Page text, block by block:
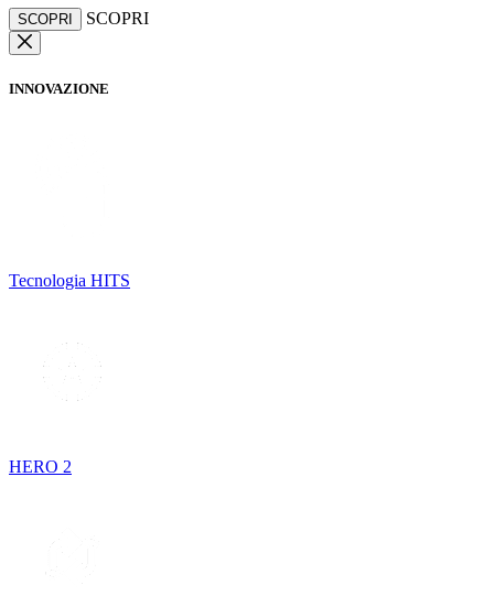
SCOPRI SCOPRI
INNOVAZIONE
Tecnologia HITS
HERO 2